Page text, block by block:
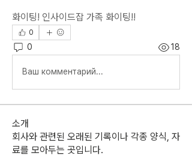
화이팅! 인사이드잡 가족 화이팅!!
0
0 18
Ваш комментарий...
소개
회사와 관련된 오래된 기록이나 각종 양식, 자
료를 모아두는 곳입니다.